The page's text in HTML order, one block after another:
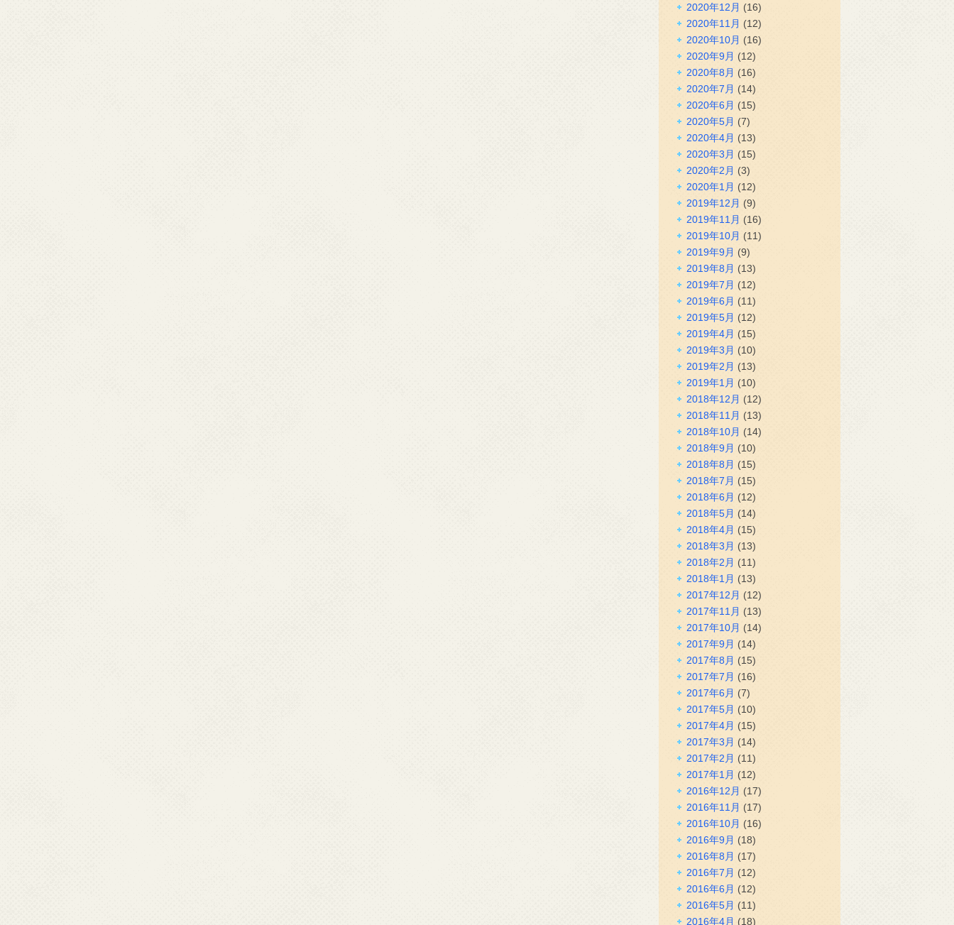
2020年12月 (16)
2020年11月 (12)
2020年10月 (16)
2020年9月 (12)
2020年8月 (16)
2020年7月 (14)
2020年6月 (15)
2020年5月 (7)
2020年4月 (13)
2020年3月 (15)
2020年2月 (3)
2020年1月 (12)
2019年12月 (9)
2019年11月 (16)
2019年10月 (11)
2019年9月 (9)
2019年8月 (13)
2019年7月 (12)
2019年6月 (11)
2019年5月 (12)
2019年4月 (15)
2019年3月 (10)
2019年2月 (13)
2019年1月 (10)
2018年12月 (12)
2018年11月 (13)
2018年10月 (14)
2018年9月 (10)
2018年8月 (15)
2018年7月 (15)
2018年6月 (12)
2018年5月 (14)
2018年4月 (15)
2018年3月 (13)
2018年2月 (11)
2018年1月 (13)
2017年12月 (12)
2017年11月 (13)
2017年10月 (14)
2017年9月 (14)
2017年8月 (15)
2017年7月 (16)
2017年6月 (7)
2017年5月 (10)
2017年4月 (15)
2017年3月 (14)
2017年2月 (11)
2017年1月 (12)
2016年12月 (17)
2016年11月 (17)
2016年10月 (16)
2016年9月 (18)
2016年8月 (17)
2016年7月 (12)
2016年6月 (12)
2016年5月 (11)
2016年4月 (18)